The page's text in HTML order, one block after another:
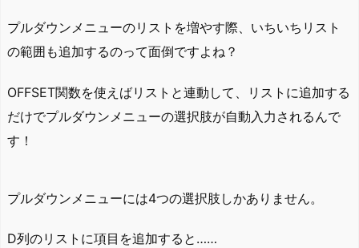
プルダウンメニューのリストを増やす際、いちいちリスト
の範囲も追加するのって面倒ですよね？
OFFSET関数を使えばリストと連動して、リストに追加する
だけでプルダウンメニューの選択肢が自動入力されるんで
す！
プルダウンメニューには4つの選択肢しかありません。
D列のリストに項目を追加すると……